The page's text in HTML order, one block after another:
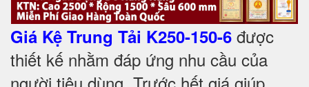
Giá Kệ Trung Tải K250-150-6 được
thiết kế nhằm đáp ứng nhu cầu của
người tiêu dùng. Trước hết giá giúp